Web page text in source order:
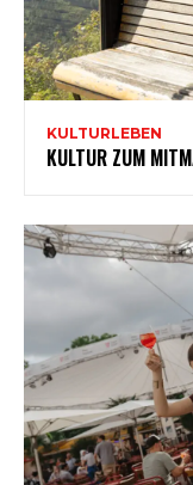
KULTURLEBEN
KULTUR ZUM